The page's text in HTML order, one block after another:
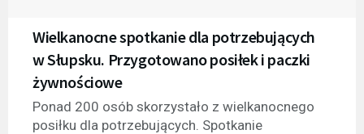
Wielkanocne spotkanie dla potrzebujących
w Słupsku. Przygotowano posiłek i paczki
żywnościowe
Ponad 200 osób skorzystało z wielkanocnego
posiłku dla potrzebujących. Spotkanie